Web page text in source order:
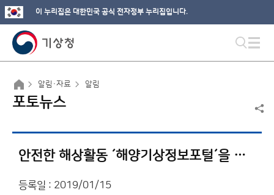
이 누리집은 대한민국 공식 전자정부 누리집입니다.
알림·자료 알림
포토뉴스
안전한 해상활동 ´해양기상정보포털´을 클릭하세요!
등록일 : 2019/01/15